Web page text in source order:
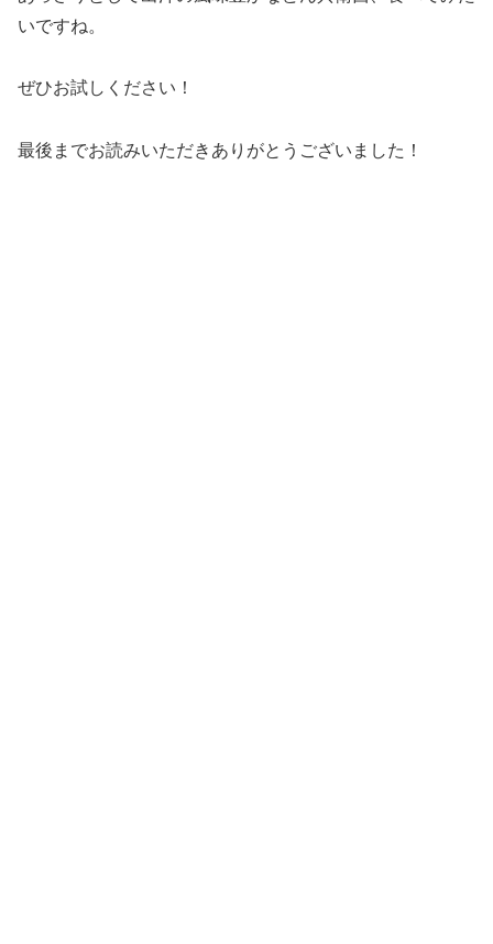
いですね。
ぜひお試しください！
最後までお読みいただきありがとうございました！